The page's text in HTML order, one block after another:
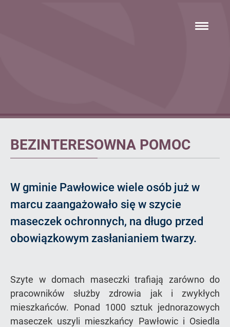
BEZINTERESOWNA POMOC
W gminie Pawłowice wiele osób już w
marcu zaangażowało się w szycie
maseczek ochronnych, na długo przed
obowiązkowym zasłanianiem twarzy.
Szyte w domach maseczki trafiają zarówno do
pracowników służby zdrowia jak i zwykłych
mieszkańców. Ponad 1000 sztuk jednorazowych
maseczek uszyli mieszkańcy Pawłowic i Osiedla